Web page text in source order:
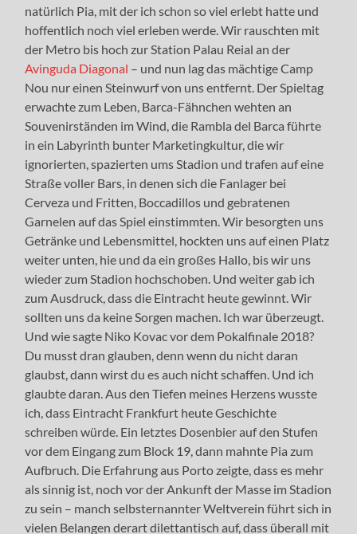
natürlich Pia, mit der ich schon so viel erlebt hatte und
hoffentlich noch viel erleben werde. Wir rauschten mit
der Metro bis hoch zur Station Palau Reial an der
Avinguda Diagonal – und nun lag das mächtige Camp
Nou nur einen Steinwurf von uns entfernt. Der Spieltag
erwachte zum Leben, Barca-Fähnchen wehten an
Souvenirständen im Wind, die Rambla del Barca führte
in ein Labyrinth bunter Marketingkultur, die wir
ignorierten, spazierten ums Stadion und trafen auf eine
Straße voller Bars, in denen sich die Fanlager bei
Cerveza und Fritten, Boccadillos und gebratenen
Garnelen auf das Spiel einstimmten. Wir besorgten uns
Getränke und Lebensmittel, hockten uns auf einen Platz
weiter unten, hie und da ein großes Hallo, bis wir uns
wieder zum Stadion hochschoben. Und weiter gab ich
zum Ausdruck, dass die Eintracht heute gewinnt. Wir
sollten uns da keine Sorgen machen. Ich war überzeugt.
Und wie sagte Niko Kovac vor dem Pokalfinale 2018?
Du musst dran glauben, denn wenn du nicht daran
glaubst, dann wirst du es auch nicht schaffen. Und ich
glaubte daran. Aus den Tiefen meines Herzens wusste
ich, dass Eintracht Frankfurt heute Geschichte
schreiben würde. Ein letztes Dosenbier auf den Stufen
vor dem Eingang zum Block 19, dann mahnte Pia zum
Aufbruch. Die Erfahrung aus Porto zeigte, dass es mehr
als sinnig ist, noch vor der Ankunft der Masse im Stadion
zu sein – manch selbsternannter Weltverein führt sich in
vielen Belangen derart dilettantisch auf, dass überall mit